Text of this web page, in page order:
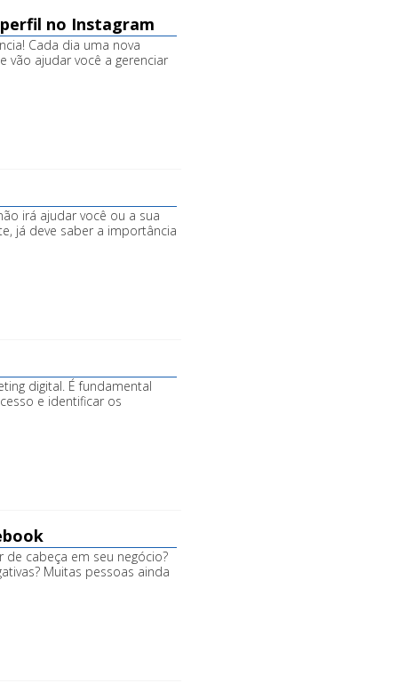
O que Fazemos
no Instagram
Cada dia uma nova
vão ajudar você a gerenciar
irá ajudar você ou a sua
já deve saber a importância
digital. É fundamental
e identificar os
cabeça em seu negócio?
Muitas pessoas ainda